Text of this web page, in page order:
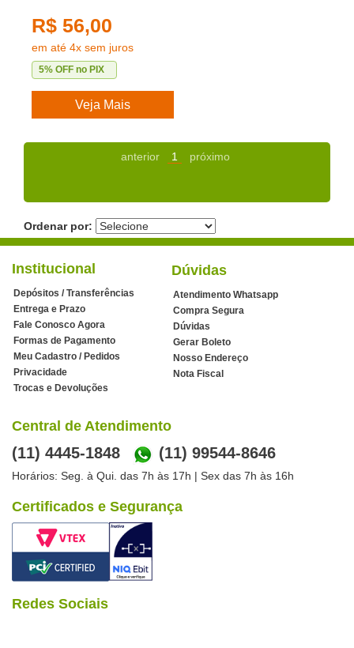
R$ 56,00
em até 4x sem juros
5% OFF no PIX
Veja Mais
anterior 1 próximo
Ordenar por:
Institucional
Depósitos / Transferências
Entrega e Prazo
Fale Conosco Agora
Formas de Pagamento
Meu Cadastro / Pedidos
Privacidade
Trocas e Devoluções
Dúvidas
Atendimento Whatsapp
Compra Segura
Dúvidas
Gerar Boleto
Nosso Endereço
Nota Fiscal
Central de Atendimento
(11) 4445-1848 (11) 99544-8646
Horários: Seg. à Qui. das 7h às 17h | Sex das 7h às 16h
Certificados e Segurança
Redes Sociais